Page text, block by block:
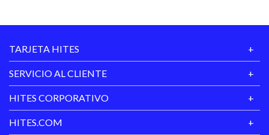
TARJETA HITES
SERVICIO AL CLIENTE
HITES CORPORATIVO
HITES.COM